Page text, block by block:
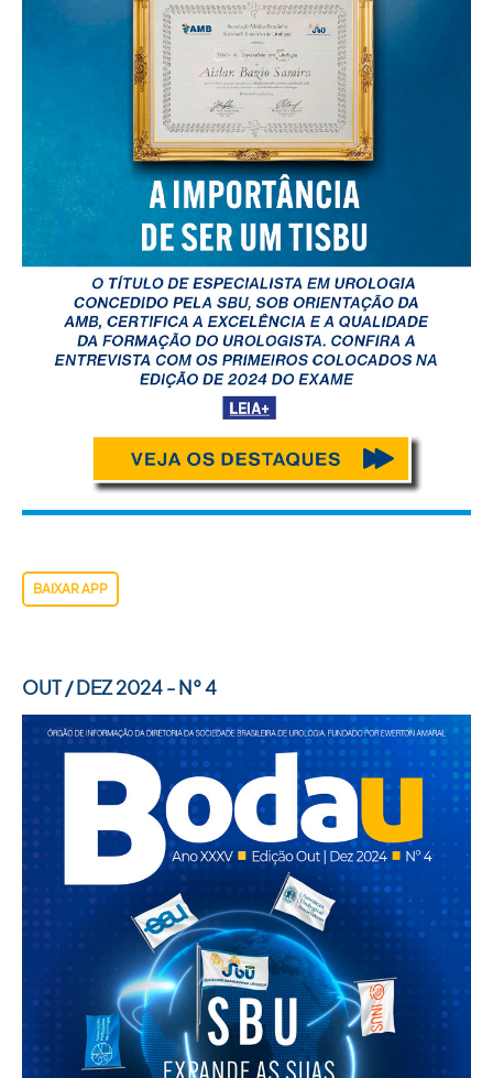
BAIXAR APP
OUT / DEZ 2024 - N° 4